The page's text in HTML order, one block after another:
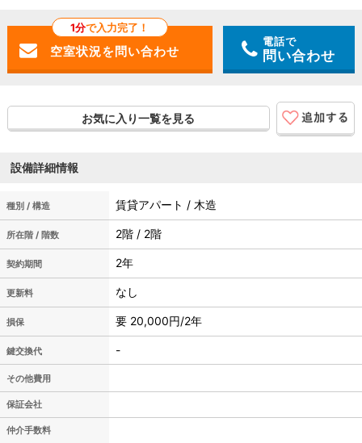
1分で入力完了！
電話で
問い合わせ
お気に入り一覧を見る
設備詳細情報
種別 / 構造 賃貸アパート / 木造
所在階 / 階数 2階 / 2階
契約期間 2年
更新料 なし
損保 要 20,000円/2年
鍵交換代 -
その他費用
保証会社
仲介手数料